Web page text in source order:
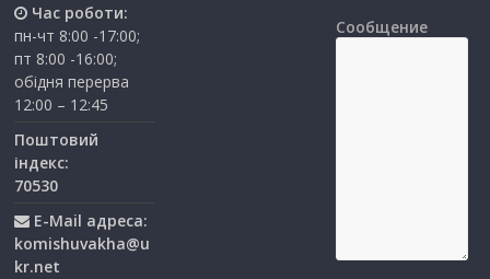
Час роботи:
пн-чт 8:00 -17:00;
пт 8:00 -16:00;
обідня перерва
12:00 – 12:45
Поштовий
індекс:
70530
E-Mail адреса:
komishuvakha@u
kr.net
Сообщение